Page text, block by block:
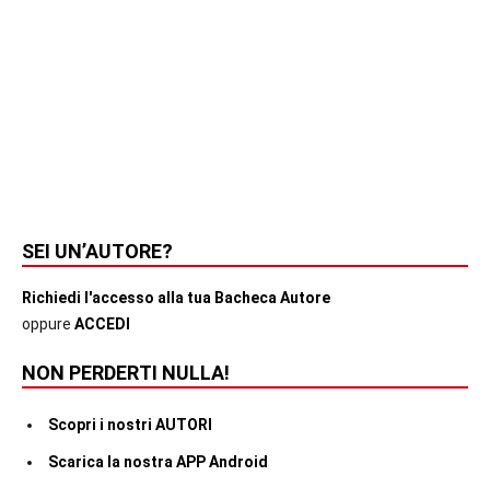
SEI UN’AUTORE?
Richiedi l'accesso alla tua Bacheca Autore
oppure ACCEDI
NON PERDERTI NULLA!
Scopri i nostri AUTORI
Scarica la nostra APP Android